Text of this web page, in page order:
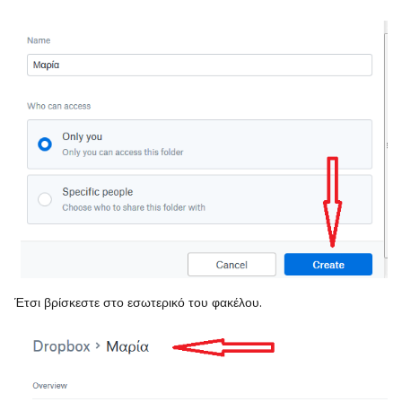
Έτσι βρίσκεστε στο εσωτερικό του φακέλου.